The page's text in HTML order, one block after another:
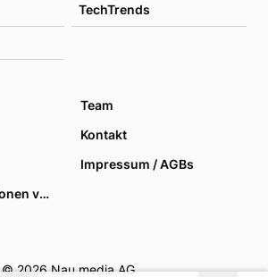
TechTrends
Team
Kontakt
Impressum / AGBs
Datenschutzoptionen verwalten
© 2026 Nau media AG